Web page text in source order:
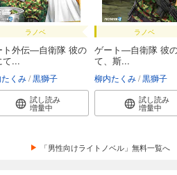
ラノベ
ト外伝―自衛隊 彼の
て...
くみ 黒獅子
試し読み
増量中
ラノベ
ゲート―自衛隊 彼
て、斯...
柳内たくみ 黒獅子
試し読み
増量中
「男性向けライトノベル」無料一覧へ